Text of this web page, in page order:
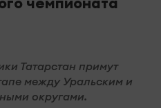
Татарстан примут
между Уральским и
округами.